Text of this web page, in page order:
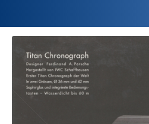
Home
Einst und Heute
Marken